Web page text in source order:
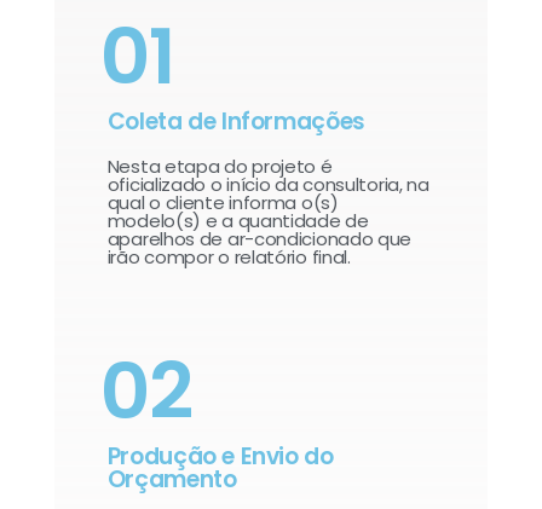
01
Coleta de Informações
Nesta etapa do projeto é
oficializado o início da consultoria, na
qual o cliente informa o(s)
modelo(s) e a quantidade de
aparelhos de ar-condicionado que
irão compor o relatório final.​
02
Produção e Envio do
Orçamento